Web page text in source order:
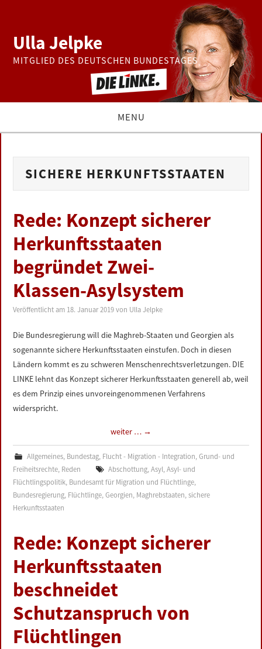
Ulla Jelpke
MITGLIED DES DEUTSCHEN BUNDESTAGES
MENU
BUNDESTAG
ZUR PERSON
LINKS
DATENSCHUTZERKLÄRUNG
IMPRESSUM
SICHERE HERKUNFTSSTAATEN
Rede: Konzept sicherer
Herkunftsstaaten
begründet Zwei-
Klassen-Asylsystem
Veröffentlicht am 18. Januar 2019 von Ulla Jelpke
Die Bundesregierung will die Maghreb-Staaten und Georgien als
sogenannte sichere Herkunftsstaaten einstufen. Doch in diesen
Ländern kommt es zu schweren Menschenrechtsverletzungen. DIE
LINKE lehnt das Konzept sicherer Herkunftsstaaten generell ab, weil
es dem Prinzip eines unvoreingenommenen Verfahrens
widerspricht.
weiter … →
Allgemeines, Bundestag, Flucht - Migration - Integration, Grund- und
Freiheitsrechte, Reden Abschottung, Asyl, Asyl- und
Flüchtlingspolitik, Bundesamt für Migration und Flüchtlinge,
Bundesregierung, Flüchtlinge,Georgien, Maghrebstaaten,sichere
Herkunftsstaaten
Rede: Konzept sicherer
Herkunftsstaaten
beschneidet
Schutzanspruch von
Flüchtlingen